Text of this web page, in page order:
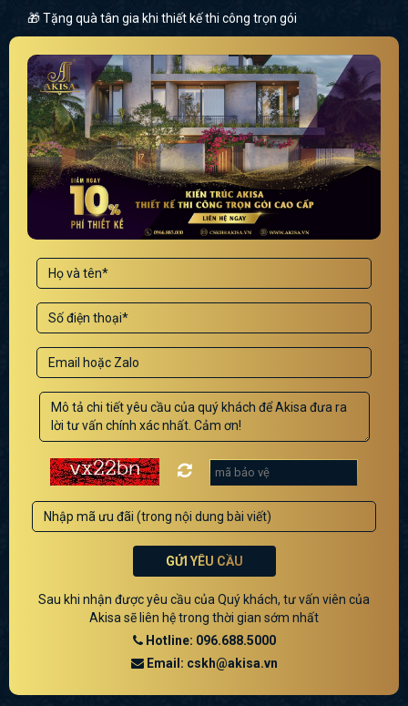
🎁 Tặng quà tân gia khi thiết kế thi công trọn gói
GỬI YÊU CẦU
Sau khi nhận được yêu cầu của Quý khách, tư vấn viên của
Akisa sẽ liên hệ trong thời gian sớm nhất
Hotline: 096.688.5000
Email: cskh@akisa.vn